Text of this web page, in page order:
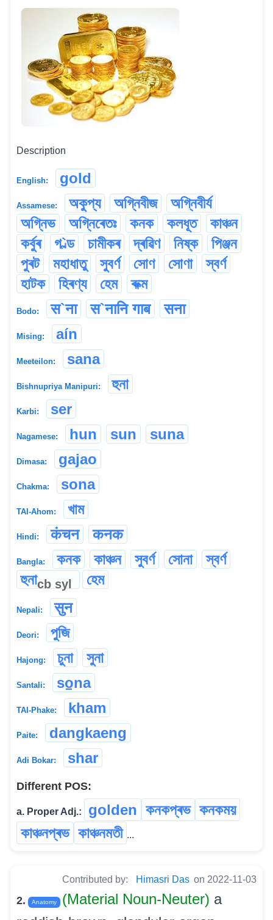
Description
English: gold
Assamese: অকুপ্য অগ্নিবীজ
অগ্নিবীৰ্য
অগ্নিভ
অগ্নিৰেতঃ কনক কলধূত
কাঞ্চন
কৰ্বুৰ
গ`ল্ড চামীকৰ দ্ৰৱিণ নিষ্ক
পিঞ্জন
পুৰট
মহাধাতু সুবৰ্ণ সোণ সোণা
স্বৰ্ণ
হাটক
হিৰণ্য হেম ৰুক্ম
Bodo: स`ना स`नानि गाब सना
Mising: aín
Meeteilon: sana
Bishnupriya Manipuri: হুনা
Karbi: ser
Nagamese: hun sun suna
Dimasa: gajao
Chakma: sona
TAI-Ahom: খাম
Hindi: कंचन कनक
Bangla: কনক কাঞ্চন সুবর্ণ সোনা
স্বর্ণ
হুনাcb syl হেম
Nepali: सुन
Deori: পুজি
Hajong: চুনা সুনা
Santali: so̠na
TAI-Phake: kham
Paite: dangkaeng
Adi Bokar: shar
Different POS:
a. Proper Adj.: golden কনকপ্ৰভ কনকময়
কাঞ্চনপ্ৰভ কাঞ্চনমতী ...
Contributed by: Himasri Das on 2022-11-03
2. Anatomy (Material Noun-Neuter) a